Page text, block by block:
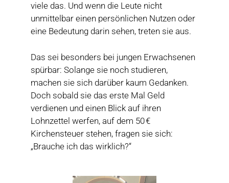
viele das. Und wenn die Leute nicht
unmittelbar einen persönlichen Nutzen oder
eine Bedeutung darin sehen, treten sie aus.
Das sei besonders bei jungen Erwachsenen
spürbar: Solange sie noch studieren,
machen sie sich darüber kaum Gedanken.
Doch sobald sie das erste Mal Geld
verdienen und einen Blick auf ihren
Lohnzettel werfen, auf dem 50 €
Kirchensteuer stehen, fragen sie sich:
„Brauche ich das wirklich?“